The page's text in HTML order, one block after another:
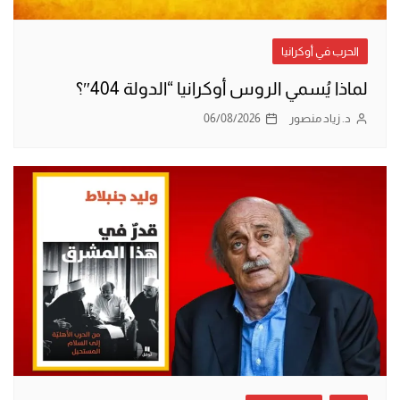
الحرب في أوكرانيا
لماذا يُسمي الروس أوكرانيا “الدولة 404″؟
د. زياد منصور 06/08/2026